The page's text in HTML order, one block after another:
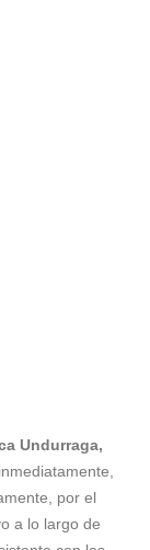
Undurraga,
por el
a lo largo de